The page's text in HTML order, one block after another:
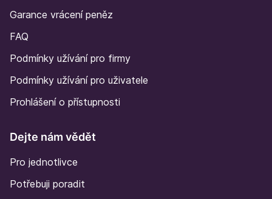
Garance vrácení peněz
FAQ
Podmínky užívání pro firmy
Podmínky užívání pro uživatele
Prohlášení o přístupnosti
Dejte nám vědět
Pro jednotlivce
Potřebuji poradit